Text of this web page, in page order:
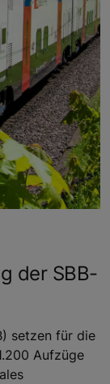
der SBB-
setzen für die
Aufzüge